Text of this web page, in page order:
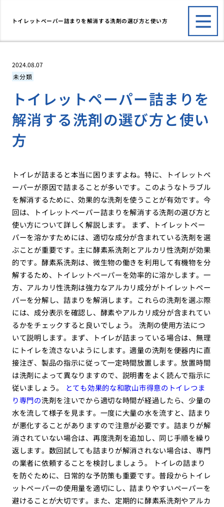
トイレットペーパー詰まりを解消する洗剤の選び方と使い方
2024.08.07
未分類
トイレットペーパー詰まりを
解消する洗剤の選び方と使い
方
トイレが詰まると本当に困りますよね。特に、トイレットペ
ーパーが原因で詰まることが多いです。このようなトラブル
を解消するために、効果的な洗剤を使うことが有効です。今
回は、トイレットペーパー詰まりを解消する洗剤の選び方と
使い方について詳しく解説します。 まず、トイレットペー
パーを溶かすためには、適切な成分が含まれている洗剤を選
ぶことが重要です。主に酵素系洗剤とアルカリ性洗剤が効果
的です。酵素系洗剤は、微生物の働きを利用して有機物を分
解するため、トイレットペーパーを効率的に溶かします。一
方、アルカリ性洗剤は強力なアルカリ成分がトイレットペー
パーを分解し、詰まりを解消します。これらの洗剤を選ぶ際
には、成分表示を確認し、酵素やアルカリ成分が含まれてい
るかをチェックすると良いでしょう。 洗剤の使用方法につ
いて説明します。まず、トイレが詰まっている場合は、無理
にトイレを流さないようにします。適量の洗剤を便器内に直
接注ぎ、製品の指示に従って一定時間放置します。放置時間
は洗剤によって異なりますので、説明書をよく読んで指示に
従いましょう。
とても効果的な和歌山市得意のトイレつま
り専門の洗剤を注いでから適切な時間が経過したら、少量の
水を流して様子を見ます。一度に大量の水を流すと、詰まり
が悪化することがありますので注意が必要です。詰まりが解
消されていない場合は、再度洗剤を追加し、同じ手順を繰り
返します。数回試しても詰まりが解消されない場合は、専門
の業者に依頼することを検討しましょう。 トイレの詰まり
を防ぐために、日常的な予防策も重要です。普段からトイレ
ットペーパーの使用量を適切にし、詰まりやすいペーパーを
避けることが大切です。また、定期的に酵素系洗剤やアルカ